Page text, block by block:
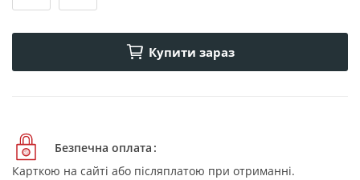
Купити зараз
Безпечна оплата
Карткою на сайті або післяплатою при отриманні.